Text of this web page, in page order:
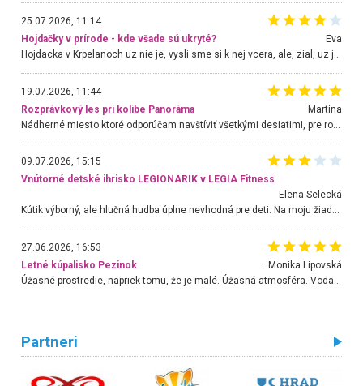
25.07.2026, 11:14
Hojdačky v prírode - kde všade sú ukryté?
Eva
Hojdacka v Krpelanoch uz nie je, vysli sme si k nej vcera, ale, zial, uz je znicena. Ak sem planujete cestu len kvoli hojdacke, mozete si ju usetrit. Krasny vyhlad je tu vsak aj bez hojdacky :-)
19.07.2026, 11:44
Rozprávkový les pri kolibe Panoráma
Martina
Nádherné miesto ktoré odporúčam navštíviť všetkými desiatimi, pre rodiny s deťmi, dôchodcom... Proste a jednoducho ozaj rozprávkový les.. určite ešte prídeme. Odniesli sme si na pamiatku krásne tričká,
09.07.2026, 15:15
Vnútorné detské ihrisko LEGIONARIK v LEGIA Fitness
Elena Selecká
Kútik výborný, ale hlučná hudba úplne nevhodná pre deti. Na moju žiadosť o aspoň sušenie nereagovali.
27.06.2026, 16:53
Letné kúpalisko Pezinok
. Monika Lipovská
Úžasné prostredie, napriek tomu, že je malé. Úžasná atmosféra. Voda fantastická a nádherná. Ľudí je pomerne veľa, ale su mili a ohľaduplní. Je veľmi zaujímavé sledovať, ako dokážu spolu športovať cudzí ľudia a bez ohľadu na vek. Vládne tu pohoda. Vnuka neviem dostať z vody. Ďakujem za krásny deň . Urcite sa sem vrátim. Jediný problém je s parkovaním, ale aj ten sa mi podarilo vyriešiť. Monika Bratislava
Partneri